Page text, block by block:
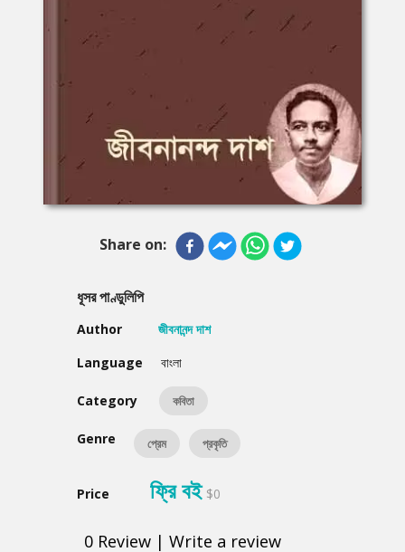
Share on:
ধূসর পাণ্ডুলিপি
Author
জীবনানন্দ দাশ
Language
বাংলা
Category কবিতা
Genre প্রেম প্রকৃতি
Price ফ্রি বই $0
0 Review | Write a review